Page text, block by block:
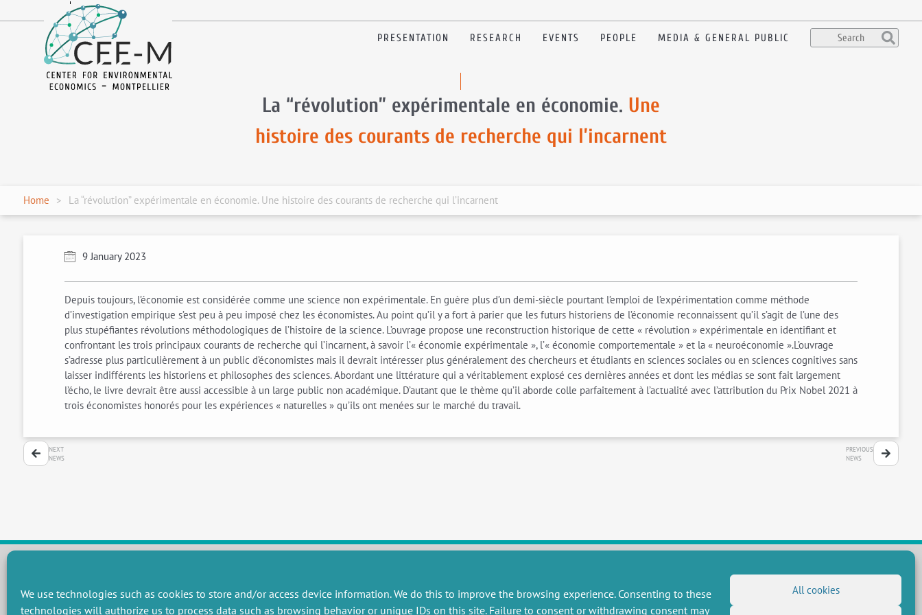
We use technologies such as cookies to store and/or access device information. We do this to improve the browsing experience. Consenting to these
technologies will authorize us to process data such as browsing behavior or unique IDs on this site. Failure to consent or withdrawing consent may
All cookies
en
PRESENTATION RESEARCH EVENTS PEOPLE MEDIA & GENERAL PUBLIC
La “révolution” expérimentale en économie. Une
histoire des courants de recherche qui l’incarnent
Home La “révolution” expérimentale en économie. Une histoire des courants de recherche qui l’incarnent
9 January 2023
Depuis toujours, l’économie est considérée comme une science non expérimentale. En guère plus d’un demi-siècle pourtant l’emploi de l’expérimentation comme méthode
d’investigation empirique s’est peu à peu imposé chez les économistes. Au point qu’il y a fort à parier que les futurs historiens de l’économie reconnaissent qu’il s’agit de l’une des
plus stupéfiantes révolutions méthodologiques de l’histoire de la science. L’ouvrage propose une reconstruction historique de cette « révolution » expérimentale en identifiant et
confrontant les trois principaux courants de recherche qui l’incarnent, à savoir l’« économie expérimentale », l’« économie comportementale » et la « neuroéconomie ».L’ouvrage
s’adresse plus particulièrement à un public d’économistes mais il devrait intéresser plus généralement des chercheurs et étudiants en sciences sociales ou en sciences cognitives sans
laisser indifférents les historiens et philosophes des sciences. Abordant une littérature qui a véritablement explosé ces dernières années et dont les médias se sont fait largement
l’écho, le livre devrait être aussi accessible à un large public non académique. D’autant que le thème qu’il aborde colle parfaitement à l’actualité avec l’attribution du Prix Nobel 2021 à
trois économistes honorés pour les expériences « naturelles » qu’ils ont menées sur le marché du travail.
NEXT
NEWS
PREVIOUS
NEWS
RESEARCH GROUPS RESEARCH MISCELLANEOUS FOLLOW US